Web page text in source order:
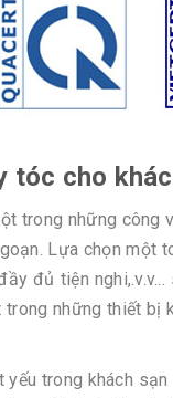
tóc cho
trong những
Lựa chọn một
đủ tiện
trong những thiết
trong khách